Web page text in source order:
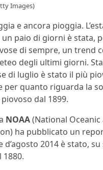
Images)
e ancora pioggia.
paio di giorni è stata,
di sempre, un trend
degli ultimi giorni.
di luglio è stato il più
per quanto riguarda la
dal 1899.
NOAA(National
ha pubblicato un
d’agosto 2014 è stato,
1880.